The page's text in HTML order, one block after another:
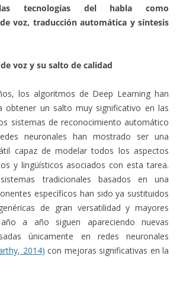
las tecnologías del habla como
voz, traducción automática y síntesis
voz y su salto de calidad
los algoritmos de Deep Learning han
obtener un salto muy significativo en las
sistemas de reconocimiento automático
neuronales han mostrado ser una
capaz de modelar todos los aspectos
y lingüísticos asociados con esta tarea.
tradicionales basados en una
específicos han sido ya sustituidos
de gran versatilidad y mayores
a año siguen apareciendo nuevas
únicamente en redes neuronales
2014) con mejoras significativas en la